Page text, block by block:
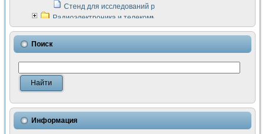
Стенд для исследований рабочих процессов ДВС в
Радиоэлектроника и телекоммуникации
LabVIEW в расчетах радиолиний систем передачи данных
Аппаратно-программный комплекс для исследования
Виртуальный лабораторный стенд для исследования
Измерение шумовых параметров операционных
Измерительный преобразователь на основе цифровой
Использование NI LabVIEW для математического
Исследовние возможности создания измерителя ВАХ
Математическое моделирование генератора сигналов -
Поиск
Информация